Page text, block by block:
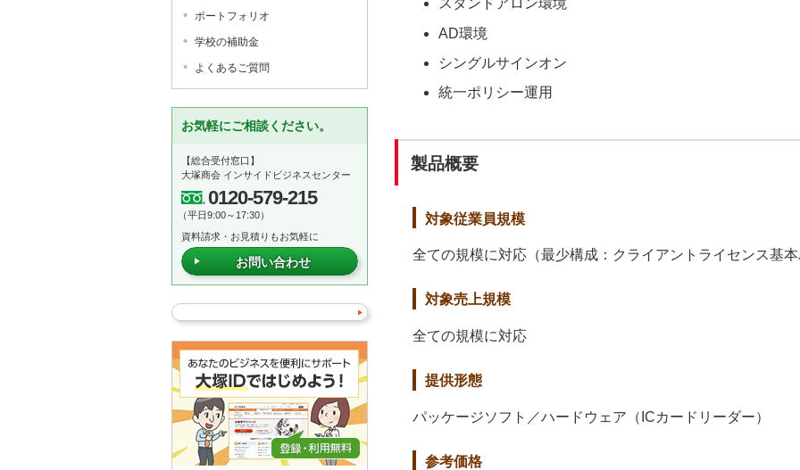
スタンドアロン環境
AD環境
シングルサインオン
統一ポリシー運用
製品概要
対象従業員規模
全ての規模に対応（最少構成：クライアントライセンス基本
対象売上規模
全ての規模に対応
提供形態
パッケージソフト／ハードウェア（ICカードリーダー）
参考価格
ポートフォリオ
学校の補助金
よくあるご質問
お気軽にご相談ください。
【総合受付窓口】
大塚商会 インサイドビジネスセンター
0120-579-215
（平日9:00～17:30）
資料請求・お見積りもお気軽に
お問い合わせ